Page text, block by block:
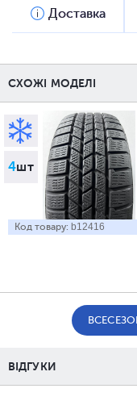
Доставка
СХОЖІ МОДЕЛІ
4шт
Код товару: b12416
ВІДГУКИ